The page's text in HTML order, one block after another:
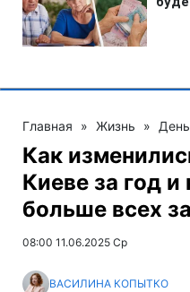
Главная » Жизнь »
Как
Киеве за год и
больше всех
08:00 11.06.2025 Ср
ВАСИЛИНА КОПЫТКО